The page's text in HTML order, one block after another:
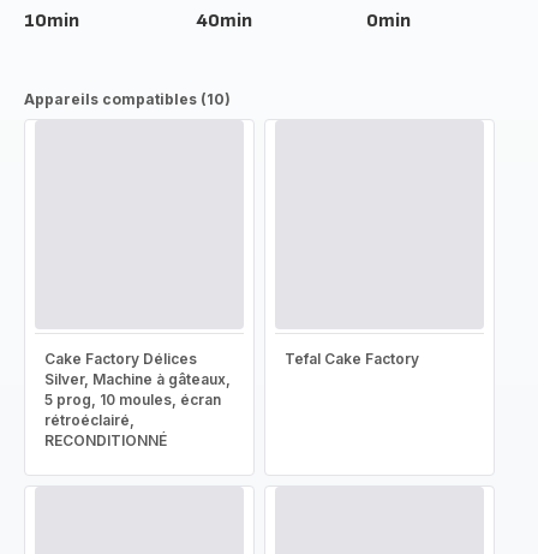
10min 40min 0min
Appareils compatibles (10)
Cake Factory Délices
Silver, Machine à gâteaux,
5 prog, 10 moules, écran
rétroéclairé,
RECONDITIONNÉ
Tefal Cake Factory